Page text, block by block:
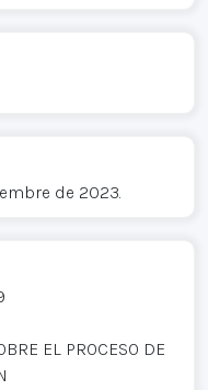
de 2023.
EL PROCESO DE